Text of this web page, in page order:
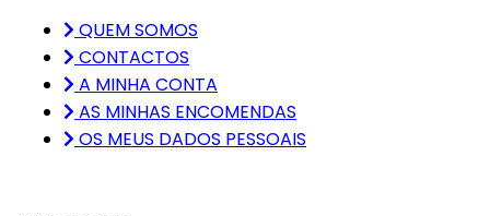
QUEM SOMOS
CONTACTOS
A MINHA CONTA
AS MINHAS ENCOMENDAS
OS MEUS DADOS PESSOAIS